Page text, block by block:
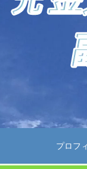
プロフ